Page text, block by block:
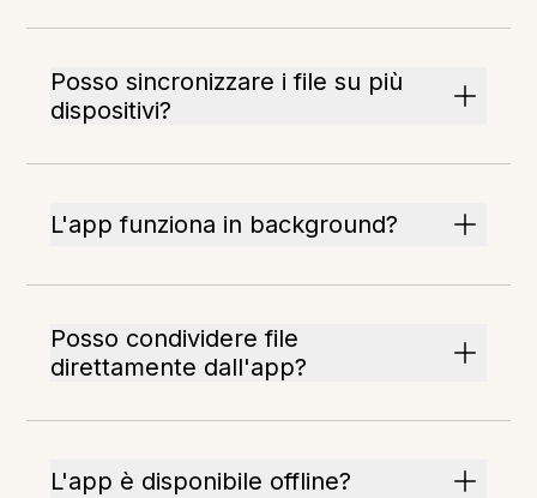
Posso sincronizzare i file su più
dispositivi?
L'app funziona in background?
Posso condividere file
direttamente dall'app?
L'app è disponibile offline?